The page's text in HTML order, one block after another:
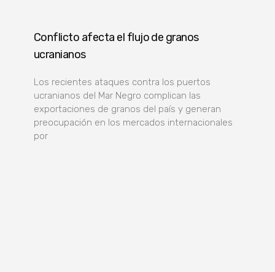
Conflicto afecta el flujo de granos
ucranianos
Los recientes ataques contra los puertos
ucranianos del Mar Negro complican las
exportaciones de granos del país y generan
preocupación en los mercados internacionales
por